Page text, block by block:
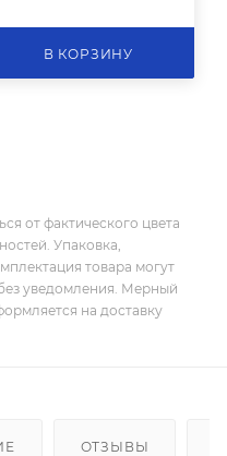
В КОРЗИНУ
от фактического цвета
Упаковка,
товара могут
уведомления. Мерный
на доставку
ОТЗЫВЫ